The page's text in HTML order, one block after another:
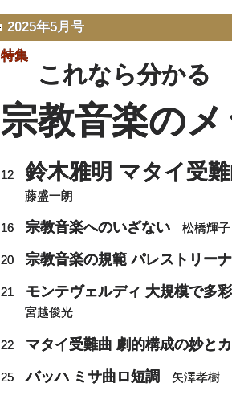
2025年5月号
特集
これなら分かる
宗教音楽の
12鈴木雅明 マタイ受
藤盛一朗
16 宗教音楽へのいざない 松橋輝
20 宗教音楽の規範 パレストリーナ
21 モンテヴェルディ 大規模で多
宮越俊光
22 マタイ受難曲 劇的構成の妙と
25バッハ ミサ曲ロ短調 矢澤孝樹